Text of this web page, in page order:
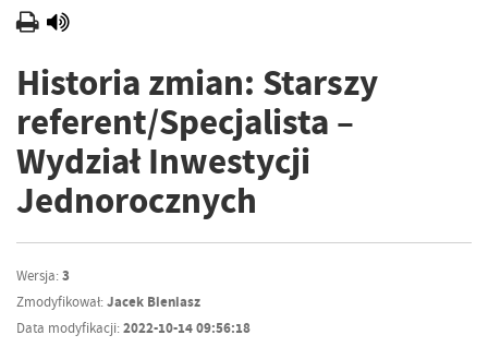
Historia zmian: Starszy
referent/Specjalista –
Wydział Inwestycji
Jednorocznych
Wersja:3
Zmodyfikował:Jacek Bieniasz
Data modyfikacji:2022-10-14 09:56:18